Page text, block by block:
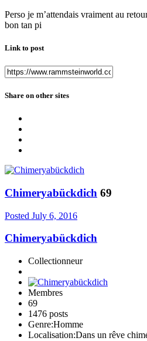
Perso je m’attendais vraiment au
bon tan pi
Link to post
Share on other sites
Chimeryabückdich 69
Posted July 6, 2016
Chimeryabückdich
Collectionneur
Membres
69
1476 posts
Genre:Homme
Localisation:Dans un rêve